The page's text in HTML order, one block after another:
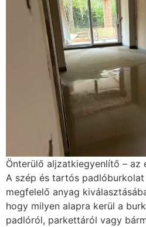
Önterülő aljzatkiegyenlítő – az
A szép és tartós
megfelelő anyag
hogy milyen alapra kerül a
padlóról, parkettáról vagy